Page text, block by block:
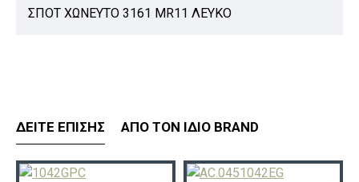
ΣΠΟΤ ΧΩΝΕΥΤΟ 3161 MR11 ΛΕΥΚΟ
ΔΕΊΤΕ ΕΠΊΣΗΣ ΑΠΌ ΤΟΝ ΊΔΙΟ BRAND